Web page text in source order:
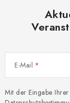
E-Mail
Mit der Eingabe Ihrer